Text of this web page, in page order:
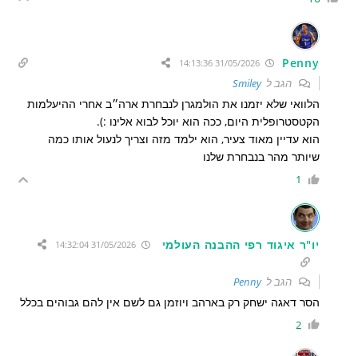
Penny
הגב לSmiley
הלוואי שלא יזמנו את הולמגרן לנבחרת ארה״ב אחרי ההיעלמות
הקטסטרופלית היום, ככה הוא יוכל לבוא אלינו :).
הוא עדיין מאוד צעיר, הוא ילמד מזה וצריך לנעול אותו כמה
שיותר מהר בנבחרת שלנו
1
יו"ר איגוד רפי ההבנה העולמי 31/05/2026 14:32:04
הגב לPenny
הסר דאגה ישחק רק בארהב ויוזמן גם לשם אין להם גבוהים בכלל
2